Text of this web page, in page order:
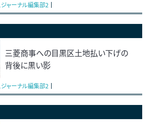
ジャーナル編集部2
三菱商事への目黒区土地払い下げの
背後に黒い影
ジャーナル編集部2